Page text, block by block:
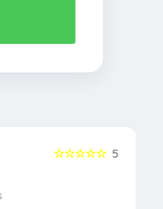
5
☆☆☆☆☆